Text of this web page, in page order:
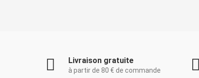
Livraison gratuite
à partir de 80 € de commande